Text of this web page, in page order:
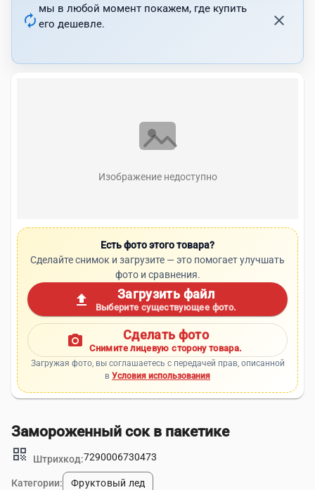
autorenew
мы в любой момент покажем, где купить
его дешевле.
close
Изображение недоступно
Есть фото этого товара?
Сделайте снимок и загрузите — это помогает улучшать
фото и сравнения.
upload Загрузить файл
Выберите существующее фото.
photo_camera Сделать фото
Снимите лицевую сторону товара.
Загружая фото, вы соглашаетесь с передачей прав, описанной
в Условия использования
Замороженный сок в пакетике
qr_code
Штрихкод:7290006730473
Категории: Фруктовый лед